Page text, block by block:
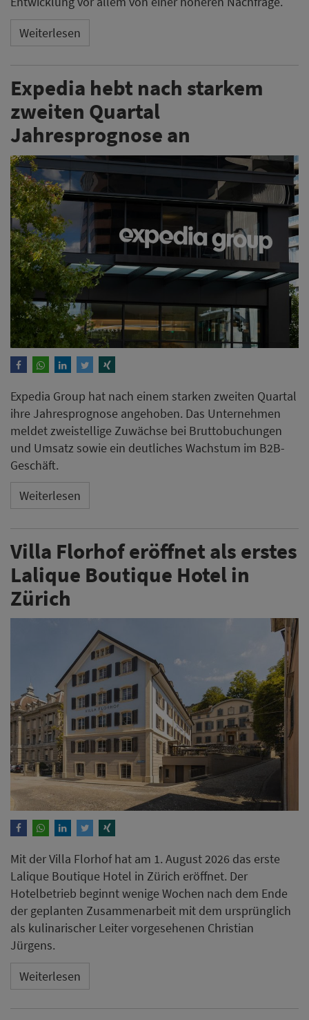
Weiterlesen
Expedia hebt nach starkem
zweiten Quartal
Jahresprognose an
Expedia Group hat nach einem starken zweiten Quartal
ihre Jahresprognose angehoben. Das Unternehmen
meldet zweistellige Zuwächse bei Bruttobuchungen
und Umsatz sowie ein deutliches Wachstum im B2B-
Geschäft.
Weiterlesen
Villa Florhof eröffnet als erstes
Lalique Boutique Hotel in
Zürich
Mit der Villa Florhof hat am 1. August 2026 das erste
Lalique Boutique Hotel in Zürich eröffnet. Der
Hotelbetrieb beginnt wenige Wochen nach dem Ende
der geplanten Zusammenarbeit mit dem ursprünglich
als kulinarischer Leiter vorgesehenen Christian
Jürgens.
Weiterlesen